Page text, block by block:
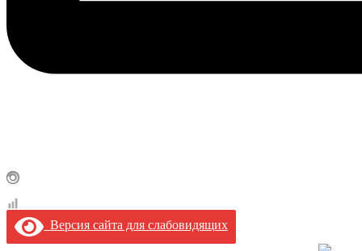
Версия сайта для слабовидящих